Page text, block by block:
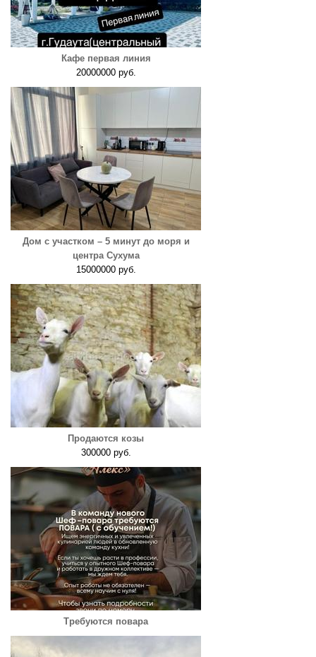
Кафе первая линия
20000000 руб.
Дом с участком – 5 минут до моря и
центра Сухума
15000000 руб.
Продаются козы
300000 руб.
Требуются повара